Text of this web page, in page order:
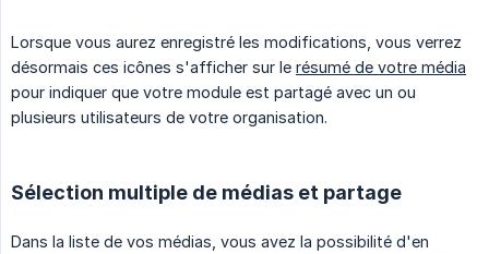
Lorsque vous aurez enregistré les modifications, vous verrez
désormais ces icônes s'afficher sur le résumé de votre média
pour indiquer que votre module est partagé avec un ou
plusieurs utilisateurs de votre organisation.
Sélection multiple de médias et partage
Dans la liste de vos médias, vous avez la possibilité d'en